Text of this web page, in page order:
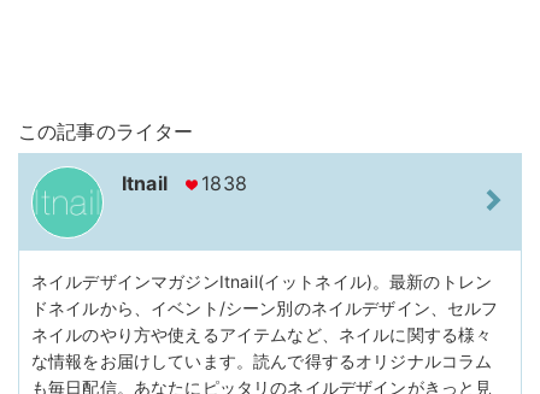
この記事のライター
Itnail 1838
ネイルデザインマガジンItnail(イットネイル)。最新のトレン
ドネイルから、イベント/シーン別のネイルデザイン、セルフ
ネイルのやり方や使えるアイテムなど、ネイルに関する様々
な情報をお届けしています。読んで得するオリジナルコラム
も毎日配信。あなたにピッタリのネイルデザインがきっと見